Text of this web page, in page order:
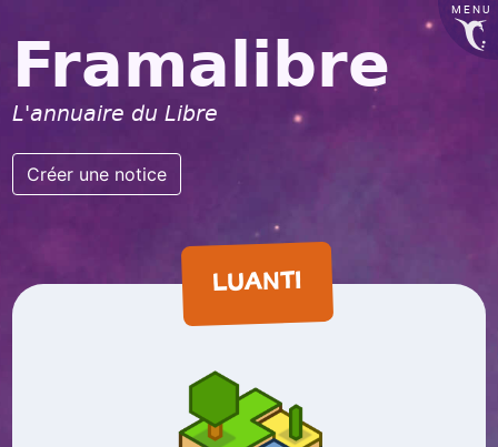
MENU
Framalibre
L'annuaire du Libre
Créer une notice
LUANTI